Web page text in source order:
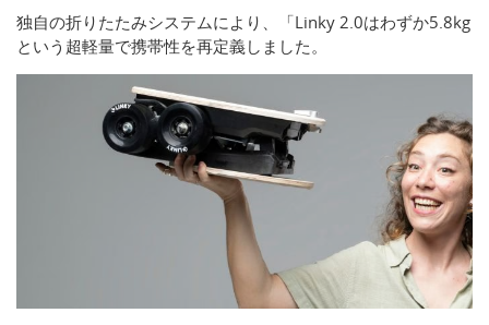
独自の折りたたみシステムにより、「Linky 2.0はわずか5.8kg
という超軽量で携帯性を再定義しました。